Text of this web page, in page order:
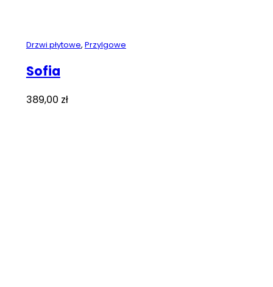
Drzwi płytowe, Przylgowe
Sofia
389,00 zł